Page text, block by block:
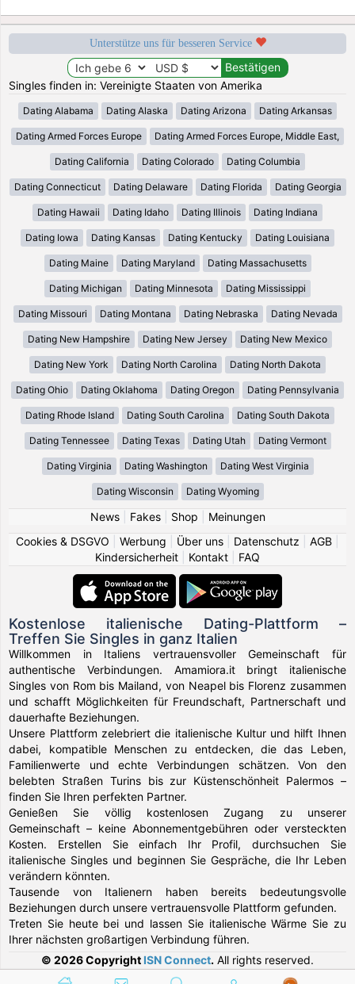
Unterstütze uns für besseren Service
Singles finden in: Vereinigte Staaten von Amerika
Dating Alabama Dating Alaska Dating Arizona Dating Arkansas
Dating Armed Forces Europe Dating Armed Forces Europe, Middle East,
Dating California Dating Colorado Dating Columbia
Dating Connecticut Dating Delaware Dating Florida Dating Georgia
Dating Hawaii Dating Idaho Dating Illinois Dating Indiana
Dating Iowa Dating Kansas Dating Kentucky Dating Louisiana
Dating Maine Dating Maryland Dating Massachusetts
Dating Michigan Dating Minnesota Dating Mississippi
Dating Missouri Dating Montana Dating Nebraska Dating Nevada
Dating New Hampshire Dating New Jersey Dating New Mexico
Dating New York Dating North Carolina Dating North Dakota
Dating Ohio Dating Oklahoma Dating Oregon Dating Pennsylvania
Dating Rhode Island Dating South Carolina Dating South Dakota
Dating Tennessee Dating Texas Dating Utah Dating Vermont
Dating Virginia Dating Washington Dating West Virginia
Dating Wisconsin Dating Wyoming
News| Fakes| Shop
Meinungen
Cookies & DSGVO
Werbung Über uns Datenschutz AGB
Kindersicherheit
Kontakt FAQ
Kostenlose italienische Dating-Plattform –
Treffen Sie Singles in ganz Italien
Willkommen in Italiens vertrauensvoller Gemeinschaft für
authentische Verbindungen. Amamiora.it bringt italienische
Singles von Rom bis Mailand, von Neapel bis Florenz zusammen
und schafft Möglichkeiten für Freundschaft, Partnerschaft und
dauerhafte Beziehungen.
Unsere Plattform zelebriert die italienische Kultur und hilft Ihnen
dabei, kompatible Menschen zu entdecken, die das Leben,
Familienwerte und echte Verbindungen schätzen. Von den
belebten Straßen Turins bis zur Küstenschönheit Palermos –
finden Sie Ihren perfekten Partner.
Genießen Sie völlig kostenlosen Zugang zu unserer
Gemeinschaft – keine Abonnementgebühren oder versteckten
Kosten. Erstellen Sie einfach Ihr Profil, durchsuchen Sie
italienische Singles und beginnen Sie Gespräche, die Ihr Leben
verändern könnten.
Tausende von Italienern haben bereits bedeutungsvolle
Beziehungen durch unsere vertrauensvolle Plattform gefunden.
Treten Sie heute bei und lassen Sie italienische Wärme Sie zu
Ihrer nächsten großartigen Verbindung führen.
© 2026 Copyright ISN Connect. All rights reserved.